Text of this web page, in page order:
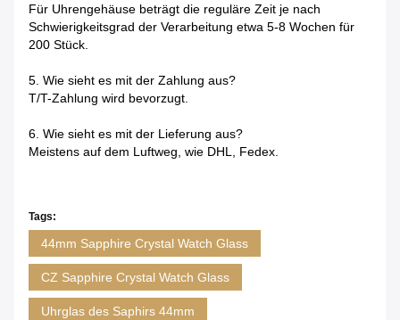
Für Uhrengehäuse beträgt die reguläre Zeit je nach
Schwierigkeitsgrad der Verarbeitung etwa 5-8 Wochen für
200 Stück.
5. Wie sieht es mit der Zahlung aus?
T/T-Zahlung wird bevorzugt.
6. Wie sieht es mit der Lieferung aus?
Meistens auf dem Luftweg, wie DHL, Fedex.
Tags:
44mm Sapphire Crystal Watch Glass
CZ Sapphire Crystal Watch Glass
Uhrglas des Saphirs 44mm